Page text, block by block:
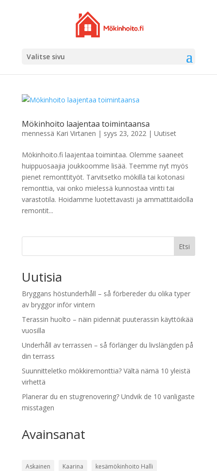
Valitse sivu
Mökinhoito laajentaa toimintaansa
mennessä Kari Virtanen | syys 23, 2022| Uutiset
Mökinhoito.fi laajentaa toimintaa. Olemme saaneet
huippuosaajia joukkoomme lisää. Teemme nyt myös
pienet remonttityöt. Tarvitsetko mökillä tai kotonasi
remonttia, vai onko mielessä kunnostaa vintti tai
varastotila. Hoidamme luotettavasti ja ammattitaidolla
remontit...
Etsi
Uutisia
Bryggans höstunderhåll – så förbereder du olika typer
av bryggor inför vintern
Terassin huolto – näin pidennät puuterassin käyttöikää
vuosilla
Underhåll av terrassen – så förlänger du livslängden på
din terrass
Suunnitteletko mökkiremonttia? Vältä nämä 10 yleistä
virhettä
Planerar du en stugrenovering? Undvik de 10 vanligaste
misstagen
Avainsanat
Askainen Kaarina
kesämökinhoito Halli